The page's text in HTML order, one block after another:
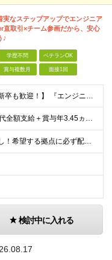
実なステップアップでエンジニア
直取引×チーム参画だから、安心
♪
学歴不問 ベテランOK
賞与複数月 面接1回
【未経験歓迎！第二新卒も歓迎！】 『エンジニアになりたい』意欲があれば歓迎です！ 以下のような方も尚歓迎です！ ・学生時代に情報系の学部で学んでいた方 ・ITスクールや独学でプログラミングを学んだこ
月給28万円～＋残業代全額支給＋賞与年3.45ヵ月(東京) 月給25万円～＋残業代全額支給＋賞与年3.45ヵ月(新潟・長岡) 入社時想定年収： 392万円～ (東京) 350万円～ (新潟・長岡)
≪会社都合の転勤なし！希望する拠点に必ず配属します。新潟Uターン・Iターン大歓迎！≫ 首都圏(東京、神奈川、千葉、埼玉)または新潟市、長岡市周辺のお客様先または各拠点での勤務となります。 ■東京支社
検討中に入れる